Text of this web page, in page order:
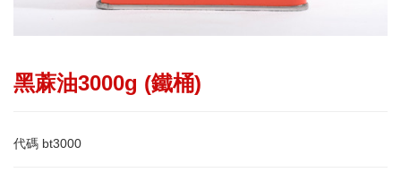
黑蔴油3000g (鐵桶)
代碼 bt3000